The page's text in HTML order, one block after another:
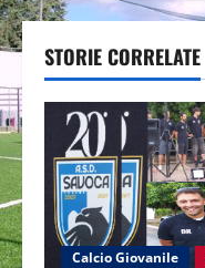
t
n
v
STORIE CORRELATE
Calcio Giovanile